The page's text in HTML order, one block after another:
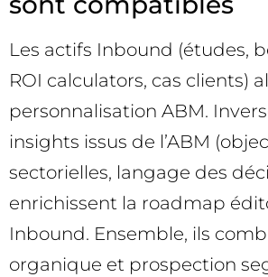
Les actifs Inbound (études,
ROI calculators, cas clients)
personnalisation ABM.
insights issus de l’ABM
sectorielles, langage des
enrichissent la roadmap
Inbound. Ensemble, ils
organique et prospection